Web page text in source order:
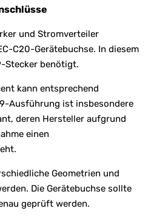
und Stromverteiler
C20-Gerätebuchse. In diesem
Stecker benötigt.
kann entsprechend
Ausführung ist insbesondere
deren Hersteller aufgrund
einen
Geometrien und
Die Gerätebuchse sollte
geprüft werden.